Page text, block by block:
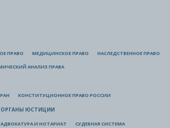
ПРАВО МЕДИЦИНСКОЕ ПРАВО НАСЛЕДСТВЕННОЕ ПРАВО
АНАЛИЗ ПРАВА
КОНСТИТУЦИОННОЕ ПРАВО РОССИИ
ОРГАНЫ ЮСТИЦИИ
АДВОКАТУРА И НОТАРИАТ СУДЕБНАЯ СИСТЕМА